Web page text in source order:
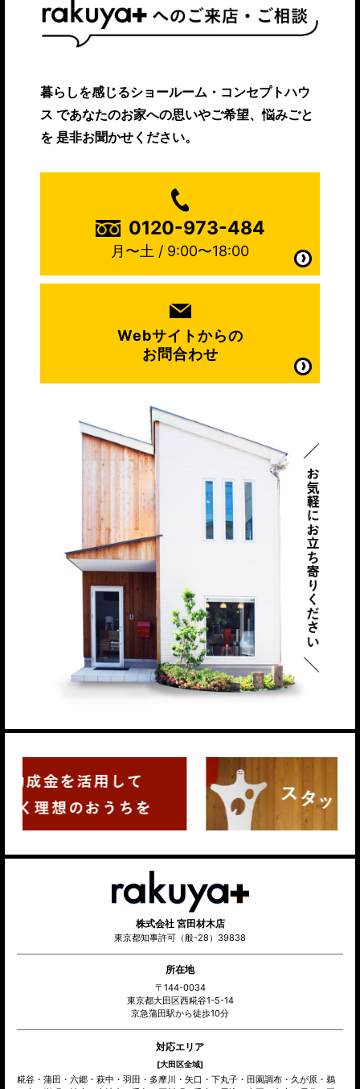
暮らしを感じるショールーム・コンセプトハウ
ス であなたのお家への思いやご希望、悩みごと
を 是非お聞かせください。
0120-973-484
月〜土 / 9:00〜18:00
Webサイトからの
お問合わせ
株式会社 宮田材木店
東京都知事許可（般-28）39838
所在地
〒144-0034
東京都大田区西糀谷1-5-14
京急蒲田駅から徒歩10分
対応エリア
[大田区全域]
糀谷・蒲田・六郷・萩中・羽田・多摩川・矢口・下丸子・田園調布・久が原・鵜